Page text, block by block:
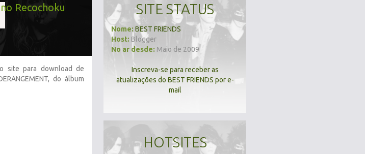
Recochoku
site para download de
do álbum
SITE STATUS
Nome: BEST FRIENDS
Host: Blogger
No ar desde: Maio de 2009
Inscreva-se para receber as
atualizações do BEST FRIENDS por e-
mail
HOTSITES